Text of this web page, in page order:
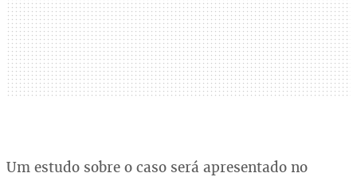
Um estudo sobre o caso será apresentado no